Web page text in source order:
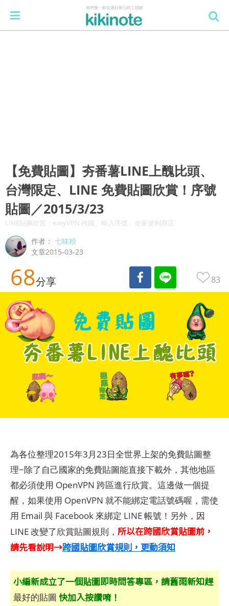
【免費貼圖】夯番薯LINE上醜比頭、
台灣限定、LINE 免費貼圖欣賞！序號
貼圖／2015/3/23
LINE貼圖欣賞：easyVPN 跨國、輸入序號、全家便利商店
作者：七味粉
文章2015-03-23
68分享 83
為各位整理2015年3月23日全世界上架的免費貼圖整
理~除了自己國家的免費貼圖能直接下載外，其他地區
都必須使用 OpenVPN 跨區進行欣賞。這邊做一個提
醒，如果使用 OpenVPN 就不能綁定電話號碼喔，需使
用 Email 與 Facebook 來綁定 LINE 帳號！另外，因
LINE 改變了欣賞貼圖規則， 所以在跨國欣賞貼圖前，
請先看說明→跨國貼圖欣賞規則，更動須知
小編新成立了一個貼圖即時問答專區，請舊雨新知趕
快加入按讚唷！
最好的貼圖